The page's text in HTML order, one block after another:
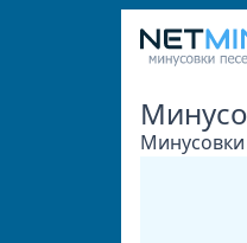
Минусовки